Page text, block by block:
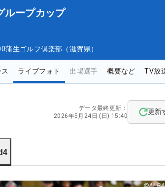
ループカップ
蒲生ゴルフ倶楽部（滋賀県）
ライブフォト 出場選手 概要など TV放
データ最終更新：
2026年5月24日 (日) 15:40
更新